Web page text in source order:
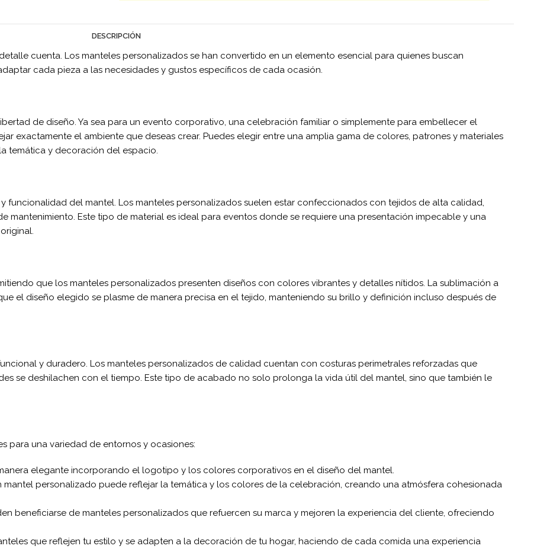
DESCRIPCIÓN
cuenta. Los manteles personalizados se han convertido en un elemento esencial para quienes buscan
cada pieza a las necesidades y gustos específicos de cada ocasión.
de diseño. Ya sea para un evento corporativo, una celebración familiar o simplemente para embellecer el
exactamente el ambiente que deseas crear. Puedes elegir entre una amplia gama de colores, patrones y materiales
temática y decoración del espacio.
del mantel. Los manteles personalizados suelen estar confeccionados con tejidos de alta calidad,
mantenimiento. Este tipo de material es ideal para eventos donde se requiere una presentación impecable y una
que los manteles personalizados presenten diseños con colores vibrantes y detalles nítidos. La sublimación a
el diseño elegido se plasme de manera precisa en el tejido, manteniendo su brillo y definición incluso después de
y duradero. Los manteles personalizados de calidad cuentan con costuras perimetrales reforzadas que
se deshilachen con el tiempo. Este tipo de acabado no solo prolonga la vida útil del mantel, sino que también le
para una variedad de entornos y ocasiones:
elegante incorporando el logotipo y los colores corporativos en el diseño del mantel.
mantel personalizado puede reflejar la temática y los colores de la celebración, creando una atmósfera cohesionada
beneficiarse de manteles personalizados que refuercen su marca y mejoren la experiencia del cliente, ofreciendo
que reflejen tu estilo y se adapten a la decoración de tu hogar, haciendo de cada comida una experiencia